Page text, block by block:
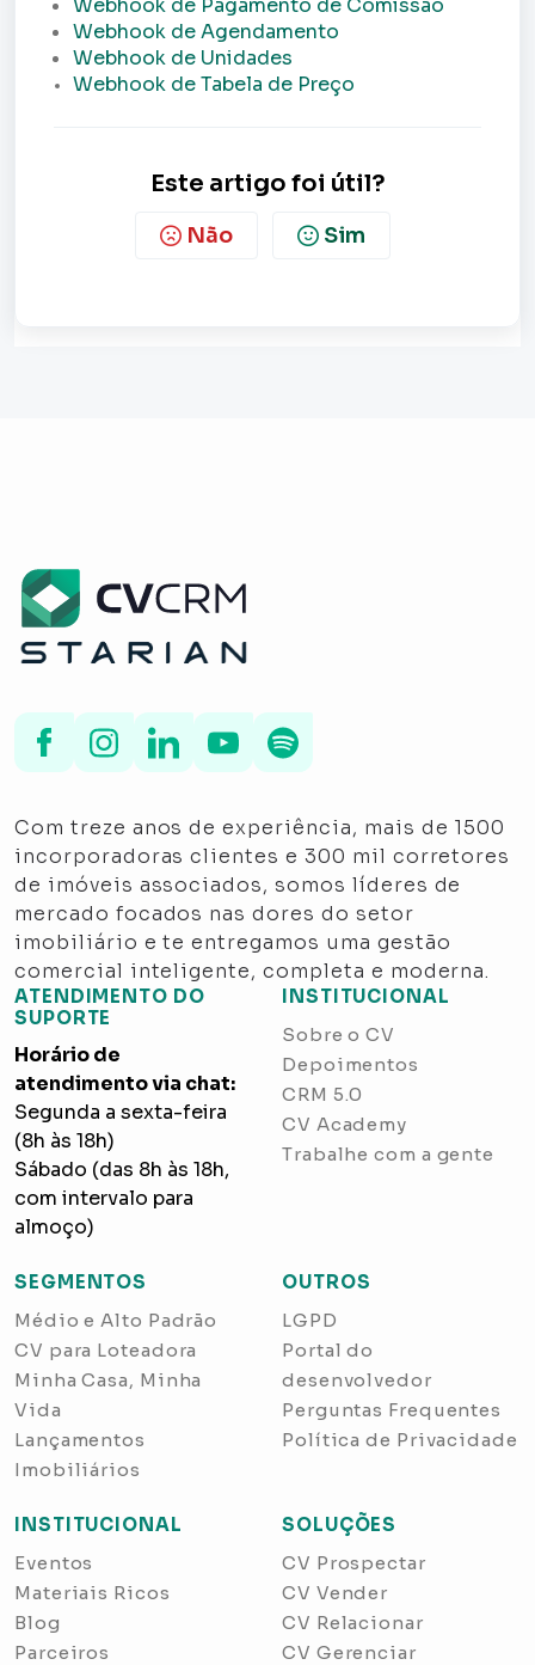
Webhook de Pagamento de Comissão
Webhook de Agendamento
Webhook de Unidades
Webhook de Tabela de Preço
Este artigo foi útil?
Não Sim
Com treze anos de experiência, mais de 1500
incorporadoras clientes e 300 mil corretores
de imóveis associados, somos líderes de
mercado focados nas dores do setor
imobiliário e te entregamos uma gestão
comercial inteligente, completa e moderna.
INSTITUCIONAL
Sobre o CV
Depoimentos
CRM 5.0
CV Academy
Trabalhe com a gente
SEGMENTOS
Médio e Alto Padrão
CV para Loteadora
Minha Casa, Minha
Vida
Lançamentos
Imobiliários
OUTROS
LGPD
Portal do
desenvolvedor
Perguntas Frequentes
Política de Privacidade
INSTITUCIONAL
Eventos
Materiais Ricos
Blog
Parceiros
SOLUÇÕES
CV Prospectar
CV Vender
CV Relacionar
CV Gerenciar
ATENDIMENTO DO
SUPORTE
Horário de
atendimento via chat:
Segunda a sexta-feira
(8h às 18h)
Sábado (das 8h às 18h,
com intervalo para
almoço)